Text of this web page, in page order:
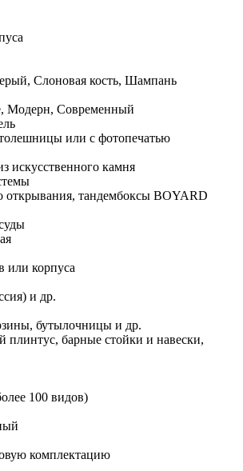
Слоновая кость, Шампань
Модерн, Современный
или с фотопечатью
искусственного камня
тандембоксы BOYARD
или корпуса
и др.
бутылочницы и др.
плинтус, барные стойки и навески,
100 видов)
комплектацию